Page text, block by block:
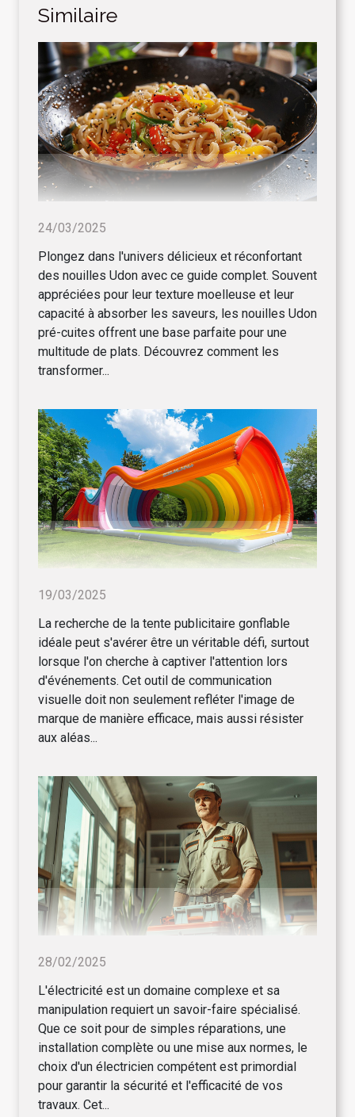
Similaire
24/03/2025
Plongez dans l'univers délicieux et réconfortant
des nouilles Udon avec ce guide complet. Souvent
appréciées pour leur texture moelleuse et leur
capacité à absorber les saveurs, les nouilles Udon
pré-cuites offrent une base parfaite pour une
multitude de plats. Découvrez comment les
transformer...
19/03/2025
La recherche de la tente publicitaire gonflable
idéale peut s'avérer être un véritable défi, surtout
lorsque l'on cherche à captiver l'attention lors
d'événements. Cet outil de communication
visuelle doit non seulement refléter l'image de
marque de manière efficace, mais aussi résister
aux aléas...
28/02/2025
L'électricité est un domaine complexe et sa
manipulation requiert un savoir-faire spécialisé.
Que ce soit pour de simples réparations, une
installation complète ou une mise aux normes, le
choix d'un électricien compétent est primordial
pour garantir la sécurité et l'efficacité de vos
travaux. Cet...